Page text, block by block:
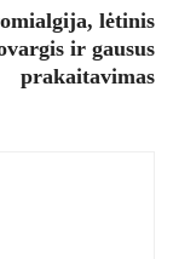
lėtinis
ir gausus
prakaitavimas